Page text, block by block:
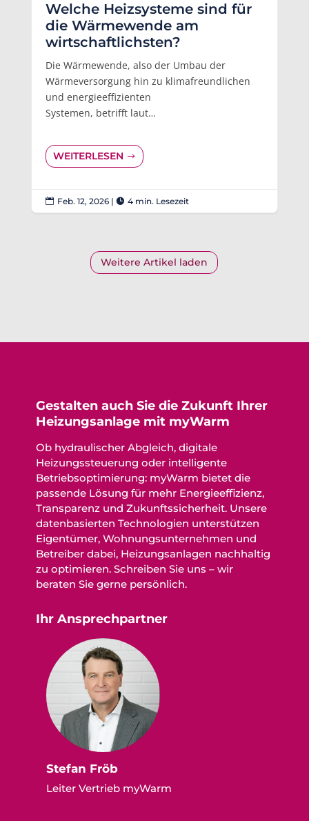
Welche Heizsysteme sind für
die Wärmewende am
wirtschaftlichsten?
Die Wärmewende, also der Umbau der
Wärmeversorgung hin zu klimafreundlichen
und energieeffizienten
Systemen, betrifft laut…
WEITERLESEN
 Feb. 12, 2026|  4 min. Lesezeit
Weitere Artikel laden
Gestalten auch Sie die Zukunft Ihrer
Heizungsanlage mit myWarm
Ob hydraulischer Abgleich, digitale
Heizungssteuerung oder intelligente
Betriebsoptimierung: myWarm bietet die
passende Lösung für mehr Energieeffizienz,
Transparenz und Zukunftssicherheit. Unsere
datenbasierten Technologien unterstützen
Eigentümer, Wohnungsunternehmen und
Betreiber dabei, Heizungsanlagen nachhaltig
zu optimieren. Schreiben Sie uns – wir
beraten Sie gerne persönlich.
Ihr Ansprechpartner
Stefan Fröb
Leiter Vertrieb myWarm